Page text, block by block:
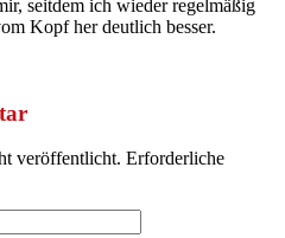
seitdem ich wieder regelmäßig
Kopf her deutlich besser.
veröffentlicht. Erforderliche